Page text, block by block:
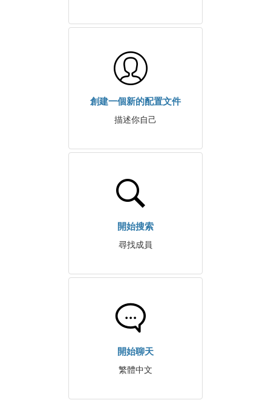
創建一個新的配置文件
描述你自己
開始搜索
尋找成員
開始聊天
繁體中文